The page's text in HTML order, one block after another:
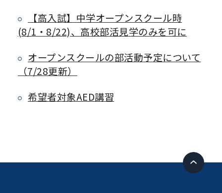
【高入試】中学オープンスクール時
(8/1・8/22)、高校部活見学のみを可に
オープンスクールの部活動予定について
（7/28更新）
希望者対象AED講習